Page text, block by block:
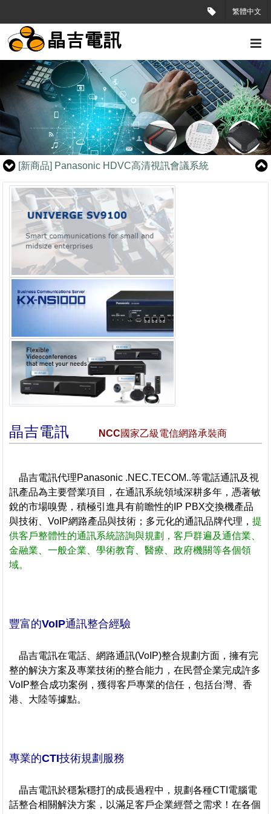
繁體中文
[新商品]東訊7724E /DS7710E (MIT)台灣製造數位話機
[新商品]
Panasonic HDVC高清視訊會議系統
[新商品]Panasonic KX-NS700 Smart Hybrid PBX
[新商品]東訊7724E /DS7710E (MIT)台灣製造數位話機
[新商品] Panasonic HDVC高清視訊會議系統
[新商品]Panasonic KX-NS700 Smart Hybrid PBX
[新商品]東訊7724E /DS7710E (MIT)台灣製造數位話機
[新商品]Panasonic HDVC高清視訊會議系統
[新商品] Panasonic KX-NS700 Smart Hybrid PBX
晶吉電訊 NCC國家乙級電信網路承裝商
晶吉電訊代理Panasonic .NEC.TECOM..等電話通訊及視
訊產品為主要營業項目，在通訊系統領域深耕多年，憑著敏
銳的市場嗅覺，積極引進具有前瞻性的IP PBX交換機產品
與技術、VoIP網路產品與技術；多元化的通訊品牌代理， 提
供客戶整體性的通訊系統諮詢與規劃，客戶群遍及通信業、
金融業、一般企業、學術教育、醫療、政府機關等各個領
域。
豐富的VoIP通訊整合經驗
晶吉電訊在電話、網路通訊(VoIP)整合規劃方面，擁有完
整的解決方案及專業技術的整合能力，在民營企業完成許多
VoIP整合成功案例，獲得客戶專業的信任，包括台灣、香
港、大陸等據點。
專業的CTI技術規劃服務
晶吉電訊於穩紮穩打的成長過程中，規劃各種CTI電腦電
話整合相關解決方案，以滿足客戶企業經營之需求！在各個